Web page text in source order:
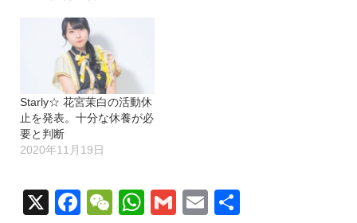
Starly☆ 花宮茉白の活動休
止を発表。十分な休養が必
要と判断
2020年11月19日
X Facebook
WeChat
WhatsApp
GmailEmail